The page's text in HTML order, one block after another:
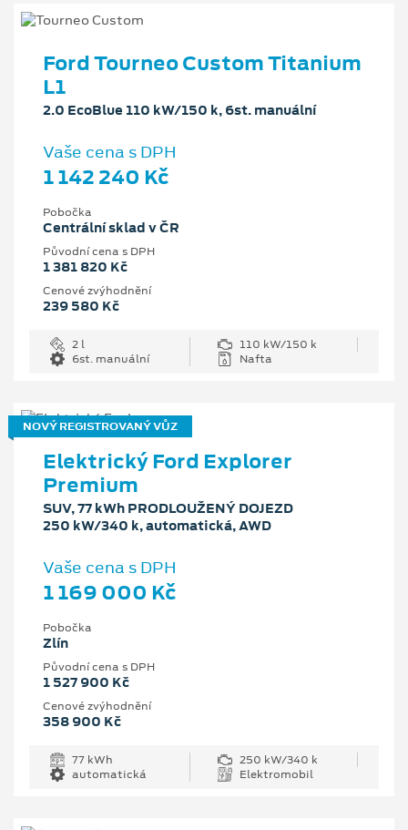
Ford Tourneo Custom Titanium
L1
2.0 EcoBlue 110 kW/150 k, 6st. manuální
Vaše cena s DPH
1 142 240 Kč
Pobočka
Centrální sklad v ČR
Původní cena s DPH
1 381 820 Kč
Cenové zvýhodnění
239 580 Kč
2 l
110 kW/150 k
6st. manuální
Nafta
NOVÝ REGISTROVANÝ VŮZ
Elektrický Ford Explorer
Premium
SUV, 77 kWh PRODLOUŽENÝ DOJEZD
250 kW/340 k, automatická, AWD
Vaše cena s DPH
1 169 000 Kč
Pobočka
Zlín
Původní cena s DPH
1 527 900 Kč
Cenové zvýhodnění
358 900 Kč
77 kWh
250 kW/340 k
automatická
Elektromobil